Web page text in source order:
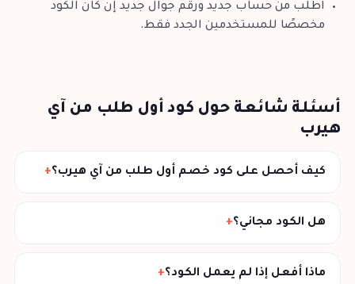
اطلب من حساب جديد ورقم جوال جديد إن كان الكود
مخصصًا للمستخدمين الجدد فقط.
أسئلة شائعة حول كود أول طلب من آي
هيرب
كيف أحصل على كود خصم أول طلب من آي هيرب؟
هل الكود مجاني؟
ماذا أفعل إذا لم يعمل الكود؟